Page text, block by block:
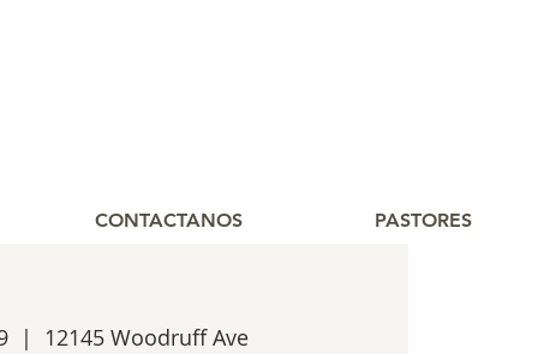
CONTACTANOS PASTORES
  |
12145 Woodruff Ave